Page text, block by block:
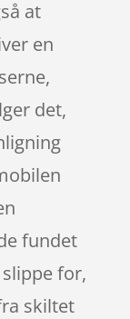
at
en
det,
fundet
for,
skiltet